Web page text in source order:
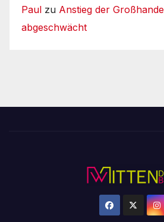
Paul zu Anstieg der
abgeschwächt